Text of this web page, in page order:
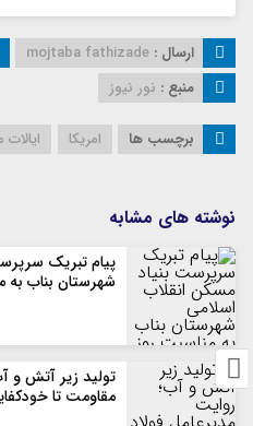
ارسال : mojtaba fathizade
منبع : نور نیوز
برچسب ها امریکا
نوشته های مشابه
پیام تبریک
شهرستان بناب به
تولید زیر آتش و
مقاومت تا